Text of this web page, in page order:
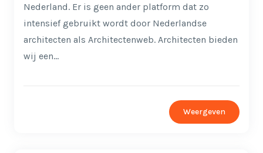
Nederland. Er is geen ander platform dat zo
intensief gebruikt wordt door Nederlandse
architecten als Architectenweb. Architecten bieden
wij een…
Weergeven